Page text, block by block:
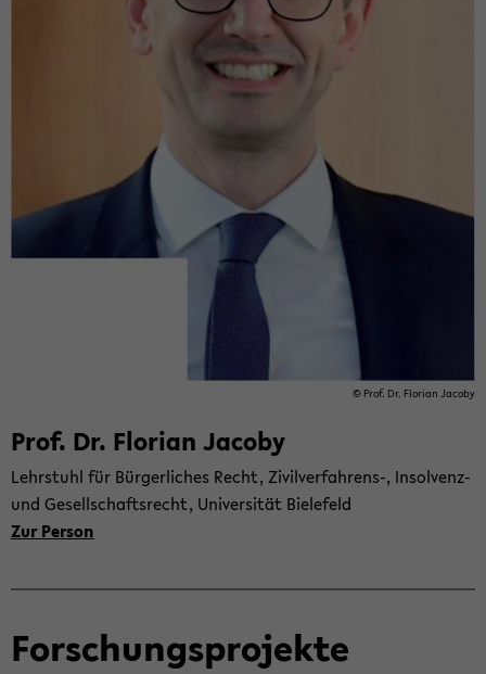
© Prof. Dr. Flo­ri­an Ja­co­by
Prof. Dr. Flo­ri­an Ja­co­by
Lehr­stuhl für Bür­ger­li­ches Recht, Zivilverfahrens-​, Insolvenz-​
und Ge­sell­schafts­recht, Uni­ver­si­tät Bie­le­feld
Zur Per­son
For­schungs­pro­jek­te